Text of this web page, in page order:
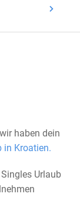
haben dein
in Kroatien.
Urlaub